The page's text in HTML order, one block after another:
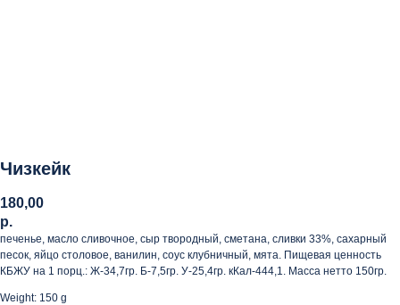
Чизкейк
180,00
р.
печенье, масло сливочное, сыр твородный, сметана, сливки 33%, сахарный
песок, яйцо столовое, ванилин, соус клубничный, мята. Пищевая ценность
КБЖУ на 1 порц.: Ж-34,7гр. Б-7,5гр. У-25,4гр. кКал-444,1. Масса нетто 150гр.
Weight: 150 g